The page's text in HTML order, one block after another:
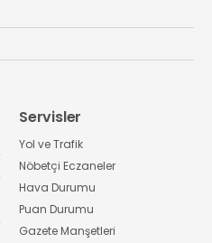
Servisler
Yol ve Trafik
Nöbetçi Eczaneler
Hava Durumu
Puan Durumu
Gazete Manşetleri